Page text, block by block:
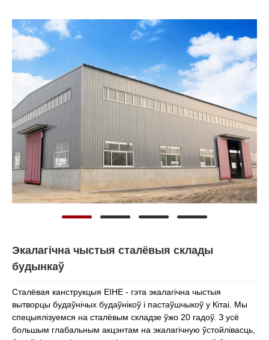
Экалагічна чыстыя сталёвыя склады
будынкаў
Сталёвая канструкцыя EIHE - гэта экалагічна чыстыя
вытворцы будаўнічых будаўнікоў і пастаўшчыкоў у Кітаі. Мы
спецыялізуемся на сталёвым складзе ўжо 20 гадоў. З усё
большым глабальным акцэнтам на экалагічную ўстойлівасць,